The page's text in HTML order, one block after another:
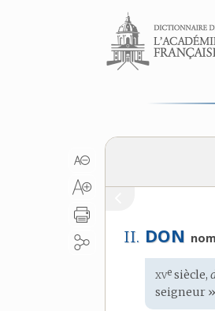
Aller au contenu
II. DON
:
xve siècle,
seigneur